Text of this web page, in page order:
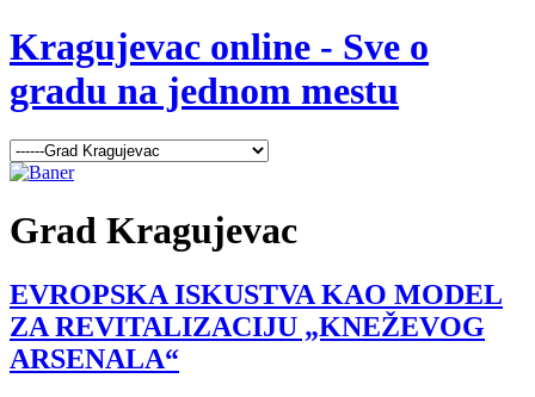
Kragujevac online - Sve o
gradu na jednom mestu
Grad Kragujevac
EVROPSKA ISKUSTVA KAO MODEL
ZA REVITALIZACIJU „KNEŽEVOG
ARSENALA“